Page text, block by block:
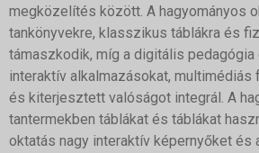
megközelítés között. A hagyományos
tankönyvekre, klasszikus táblákra és
támaszkodik, míg a digitális pedagógia
interaktív alkalmazásokat, multimédiás
és kiterjesztett valóságot integrál. A
tantermekben táblákat és táblákat
oktatás nagy interaktív képernyőket és